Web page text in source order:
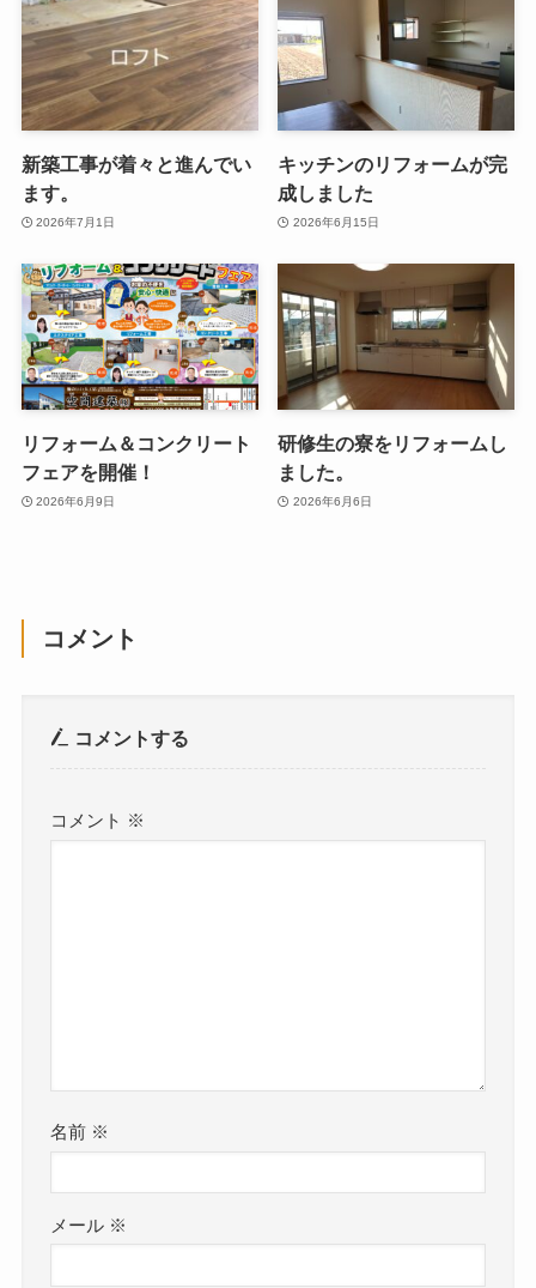
新築工事が着々と進んでい
ます。
2026年7月1日
キッチンのリフォームが完
成しました
2026年6月15日
リフォーム＆コンクリート
フェアを開催！
2026年6月9日
研修生の寮をリフォームし
ました。
2026年6月6日
コメント
コメントする
コメント ※
名前 ※
メール ※